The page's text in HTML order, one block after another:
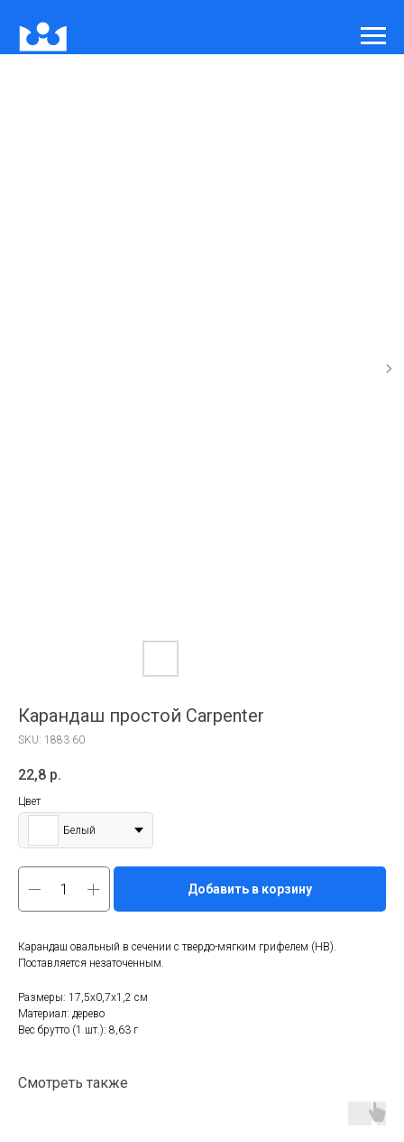
Карандаш простой Carpenter
SKU: 1883.60
22,8 р.
Цвет
Белый
Добавить в корзину
Карандаш овальный в сечении с твердо-мягким грифелем (HB).
Поставляется незаточенным.
Размеры: 17,5х0,7х1,2 см
Материал: дерево
Вес брутто (1 шт.): 8,63 г
Смотреть также